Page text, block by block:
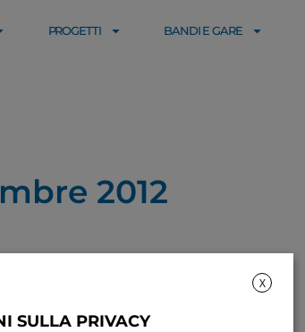
PROGETTI BANDI E GARE
2012
X
SULLA PRIVACY